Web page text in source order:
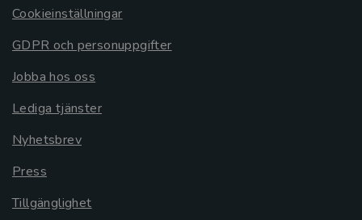
Cookieinställningar
GDPR och personuppgifter
Jobba hos oss
Lediga tjänster
Nyhetsbrev
Press
Tillgänglighet